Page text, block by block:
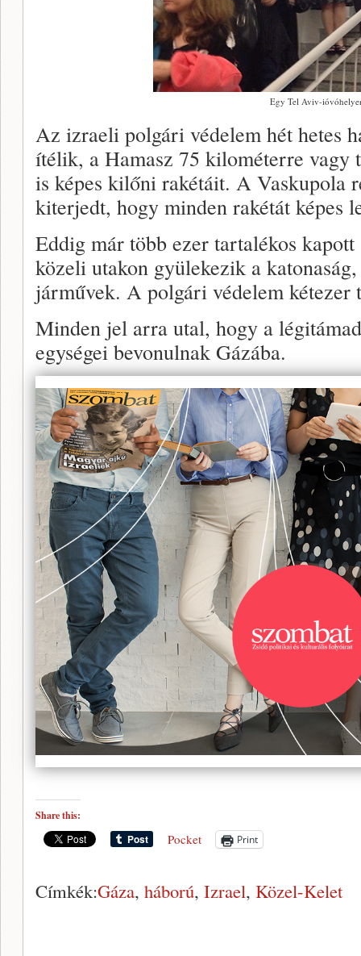
Egy Tel Aviv-
Az izraeli polgári védelem hét hetes
ítélik, a Hamasz 75 kilométerre vagy
is képes kilőni rakétáit. A Vaskupola
kiterjedt, hogy minden rakétát képes
Eddig már több ezer tartalékos
közeli utakon gyülekezik a
járművek. A polgári védelem kétezer
Minden jel arra utal, hogy a
egységei bevonulnak Gázába.
Share this:
Pocket Print
Címkék:Gáza, háború, Izrael, Közel-Kelet